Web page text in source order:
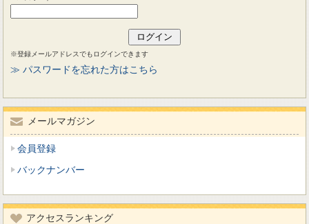
※登録メールアドレスでもログインできます
≫ パスワードを忘れた方はこちら
メールマガジン
会員登録
バックナンバー
アクセスランキング